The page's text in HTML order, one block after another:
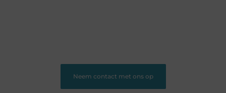
Neem contact met ons op